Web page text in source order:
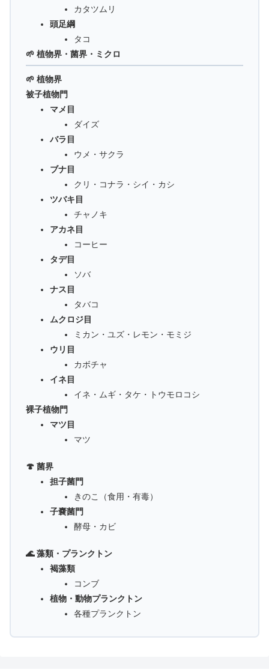
カタツムリ
頭足綱
タコ
🌱 植物界・菌界・ミクロ
🌱 植物界
被子植物門
マメ目
ダイズ
バラ目
ウメ・サクラ
ブナ目
クリ・コナラ・シイ・カシ
ツバキ目
チャノキ
アカネ目
コーヒー
タデ目
ソバ
ナス目
タバコ
ムクロジ目
ミカン・ユズ・レモン・モミジ
ウリ目
カボチャ
イネ目
イネ・ムギ・タケ・トウモロコシ
裸子植物門
マツ目
マツ
🍄 菌界
担子菌門
きのこ（食用・有毒）
子嚢菌門
酵母・カビ
🌊 藻類・プランクトン
褐藻類
コンブ
植物・動物プランクトン
各種プランクトン